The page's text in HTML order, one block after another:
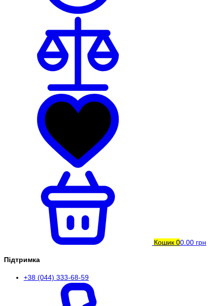
Кошик 00.00 грн
Підтримка
+38 (044) 333-68-59